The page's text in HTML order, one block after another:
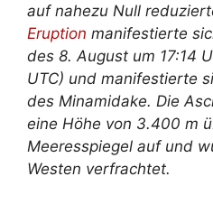
auf nahezu Null
Eruption manifestierte
des 8. August um 17:14
UTC) und manifestierte
des Minamidake. Die
eine Höhe von 3.400 m
Meeresspiegel auf und
Westen verfrachtet.